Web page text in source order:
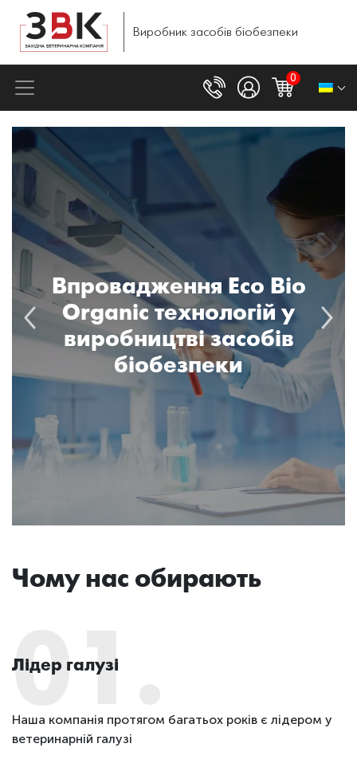
Виробник засобів біобезпеки
0
Впровадження Eco Bio
Organic технологій у
виробництві засобів
біобезпеки
Чому нас обирають
01.
Лідер галузі
Наша компанія протягом багатьох років є лідером у
ветеринарній галузі